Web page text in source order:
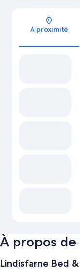
À proximité
À propos
Lindisfarne Bed